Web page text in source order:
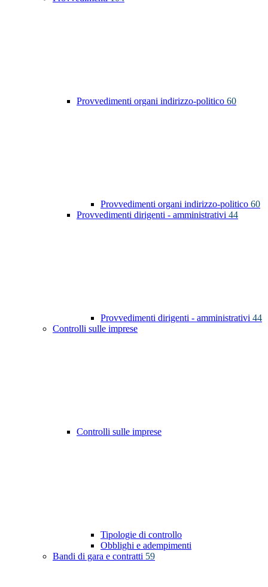
Provvedimenti organi indirizzo-politico 60
Provvedimenti organi indirizzo-politico 60
Provvedimenti dirigenti - amministrativi 44
Provvedimenti dirigenti - amministrativi 44
Controlli sulle imprese
Controlli sulle imprese
Tipologie di controllo
Obblighi e adempimenti
Bandi di gara e contratti 59